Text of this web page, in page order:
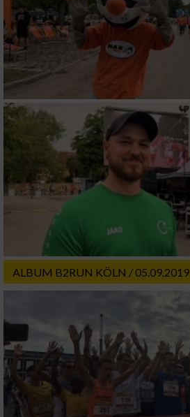
ALBUM B2RUN KÖLN / 05.09.2019